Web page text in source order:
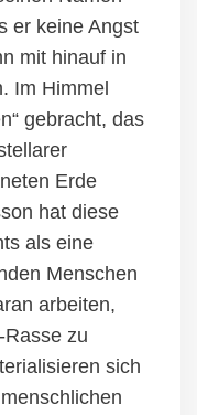
er keine Angst
mit hinauf in
Im Himmel
gebracht, das
er
Erde
hat diese
als eine
Menschen
arbeiten,
zu
sich